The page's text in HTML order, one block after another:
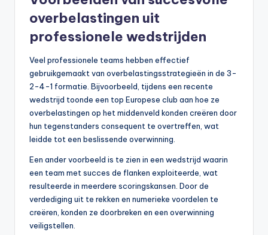
overbelastingen uit
professionele wedstrijden
Veel professionele teams hebben effectief
gebruikgemaakt van overbelastingsstrategieën in de 3-
2-4-1 formatie. Bijvoorbeeld, tijdens een recente
wedstrijd toonde een top Europese club aan hoe ze
overbelastingen op het middenveld konden creëren door
hun tegenstanders consequent te overtreffen, wat
leidde tot een beslissende overwinning.
Een ander voorbeeld is te zien in een wedstrijd waarin
een team met succes de flanken exploiteerde, wat
resulteerde in meerdere scoringskansen. Door de
verdediging uit te rekken en numerieke voordelen te
creëren, konden ze doorbreken en een overwinning
veiligstellen.